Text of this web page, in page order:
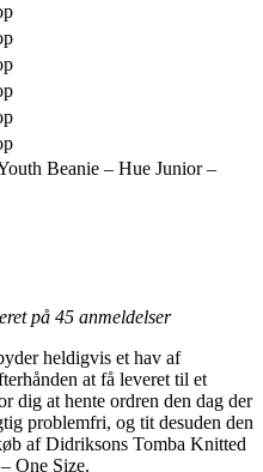
Beanie – Hue Junior –
på 45 anmeldelser
heldigvis et hav af
at få leveret til et
dig at hente ordren den dag der
problemfri, og tit desuden den
af Didriksons Tomba Knitted
One Size.